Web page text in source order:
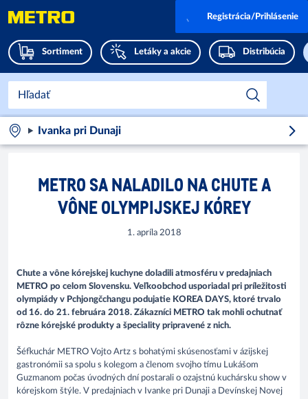
Sortiment Letáky a akcie Distribúcia
Registrácia/Prihlásenie
Ivanka pri Dunaji
METRO SA NALADILO NA CHUTE A
VÔNE OLYMPIJSKEJ KÓREY
1. apríla 2018
Chute a vône kórejskej kuchyne doladili atmosféru v predajniach
METRO po celom Slovensku. Veľkoobchod usporiadal pri príležitosti
olympiády v Pchjongčchangu podujatie KOREA DAYS, ktoré trvalo
od 16. do 21. februára 2018. Zákazníci METRO tak mohli ochutnať
rôzne kórejské produkty a špeciality pripravené z nich.
Šéfkuchár METRO Vojto Artz s bohatými skúsenosťami v ázijskej
gastronómii sa spolu s kolegom a členom svojho tímu Lukášom
Guzmanom počas úvodných dní postarali o ozajstnú kuchársku show v
kórejskom štýle. V predajniach v Ivanke pri Dunaji a Devínskej Novej